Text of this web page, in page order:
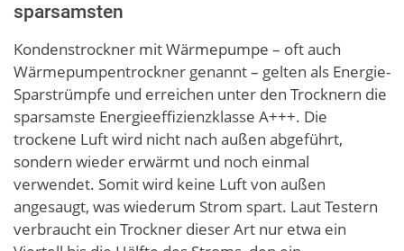
sparsamsten
Kondenstrockner mit Wärmepumpe – oft auch
Wärmepumpentrockner genannt – gelten als Energie-
Sparstrümpfe und erreichen unter den Trocknern die
sparsamste Energieeffizienzklasse A+++. Die
trockene Luft wird nicht nach außen abgeführt,
sondern wieder erwärmt und noch einmal
verwendet. Somit wird keine Luft von außen
angesaugt, was wiederum Strom spart. Laut Testern
verbraucht ein Trockner dieser Art nur etwa ein